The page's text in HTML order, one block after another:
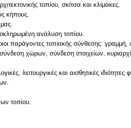
τοπίου, σκίτσα και κλίμακες.
κήπους.
ανάλυση τοπίου.
παράγοντες τοπιακής σύνθεσης: γραμμή,
χώρων, σύνδεση στοιχείων,
λειτουργικές και αισθητικές ιδιότητες
τοπίου.